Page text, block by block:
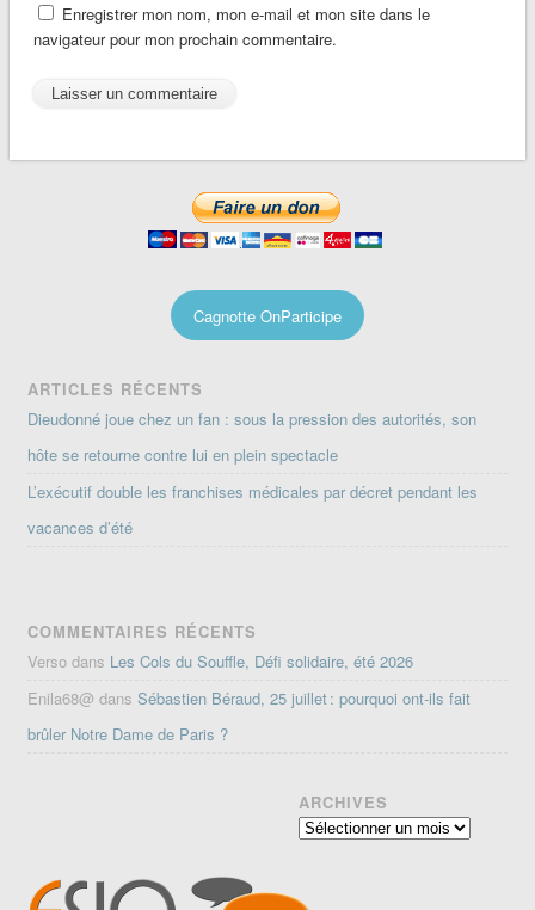
Enregistrer mon nom, mon e-mail et mon site dans le
navigateur pour mon prochain commentaire.
Cagnotte OnParticipe
ARTICLES RÉCENTS
Dieudonné joue chez un fan : sous la pression des autorités, son
hôte se retourne contre lui en plein spectacle
L’exécutif double les franchises médicales par décret pendant les
vacances d’été
COMMENTAIRES RÉCENTS
Verso dans Les Cols du Souffle, Défi solidaire, été 2026
Enila68@ dansSébastien Béraud, 25 juillet : pourquoi ont-ils fait
brûler Notre Dame de Paris ?
ARCHIVES
Archives